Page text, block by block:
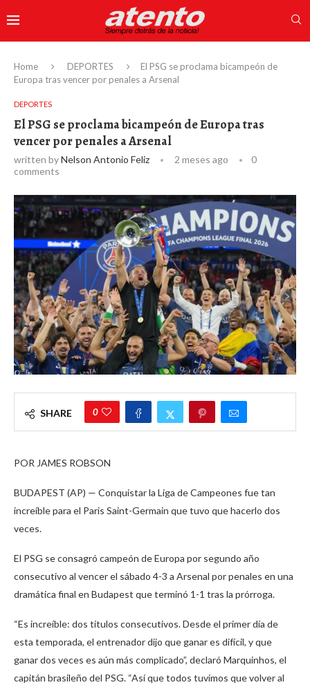
Home DEPORTES
El PSG se proclama bicampeón de
Europa tras vencer por penales a Arsenal
DEPORTES
El PSG se proclama bicampeón de Europa tras
vencer por penales a Arsenal
written byNelson Antonio Feliz 2 meses ago
0
comments
SHARE 0
POR JAMES ROBSON
BUDAPEST (AP) — Conquistar la Liga de Campeones fue tan
increíble para el Paris Saint-Germain que tuvo que hacerlo dos
veces.
El PSG se consagró campeón de Europa por segundo año
consecutivo al vencer el sábado 4-3 a Arsenal por penales en una
dramática final en Budapest que terminó 1-1 tras la prórroga.
“Es increíble: dos títulos consecutivos. Desde el primer día de
esta temporada, el entrenador dijo que ganar es difícil, y que
ganar dos veces es aún más complicado”, declaró Marquinhos, el
capitán brasileño del PSG. “Así que todos tuvimos que volver al